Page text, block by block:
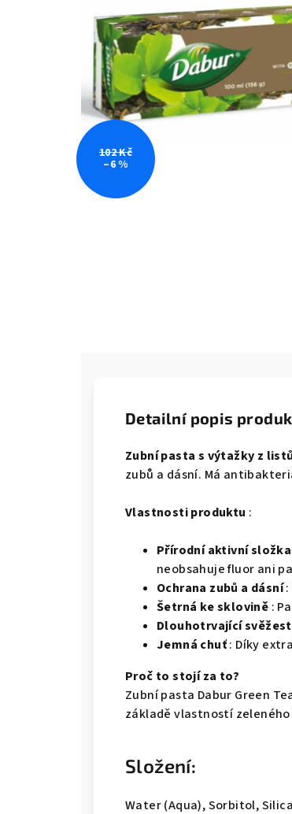
102 Kč
–6 %
Detailní popis
Zubní pasta s výtažky z
zubů a dásní. Má
Vlastnosti produktu :
Přírodní aktivní složka
neobsahuje fluor ani
Ochrana zubů a dásní:
Šetrná ke sklovině :
Dlouhotrvající svěžest
Jemná chuť: Díky
Proč to stojí za to?
Zubní pasta Dabur Green
základě vlastností
Složení:
Water (Aqua), Sorbitol,